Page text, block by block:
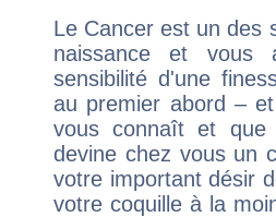
Le Cancer est un des
naissance et vous
sensibilité d'une
au premier abord –
vous connaît et
devine chez vous un
votre important désir
votre coquille à la